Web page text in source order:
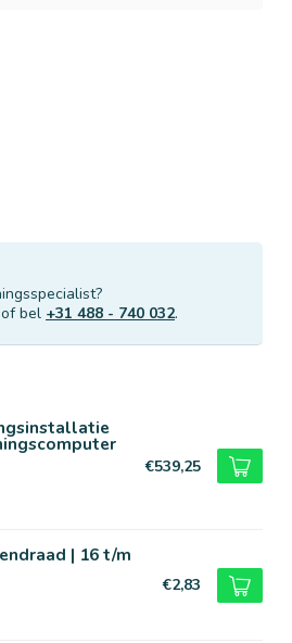
of bel +31 488 - 740 032.
€539,25
| 16 t/m
€2,83